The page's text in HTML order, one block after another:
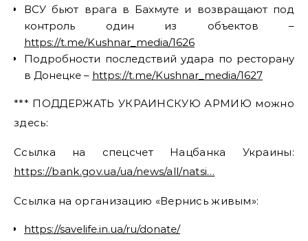
ВСУ бьют врага в Бахмуте и возвращают под
контроль один из объектов –
https://t.me/Kushnar_media/1626
Подробности последствий удара по ресторану
в Донецке – https://t.me/Kushnar_media/1627
*** ПОДДЕРЖАТЬ УКРАИНСКУЮ АРМИЮ можно
здесь:
Ссылка на спецсчет Нацбанка Украины:
https://bank.gov.ua/ua/news/all/natsi…
Ссылка на организацию «Вернись живым»:
https://savelife.in.ua/ru/donate/